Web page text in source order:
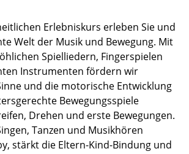
Erlebniskurs erleben Sie und
Welt der Musik und Bewegung. Mit
Spielliedern, Fingerspielen
Instrumenten fördern wir
und die motorische Entwicklung
Bewegungsspiele
Drehen und erste Bewegungen.
Tanzen und Musikhören
stärkt die Eltern-Kind-Bindung und